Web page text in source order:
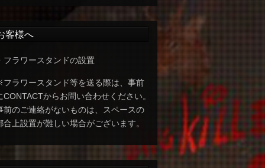
客様へ
フラワースタンドの設置
ラワースタンド等を送る際は、事前
CONTACTからお問い合わせください。
前のご連絡がないものは、スペースの
合上設置が難しい場合がございます。